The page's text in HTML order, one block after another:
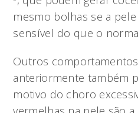
mesmo bolhas se a
sensível do que o
Outros
anteriormente também
motivo do choro